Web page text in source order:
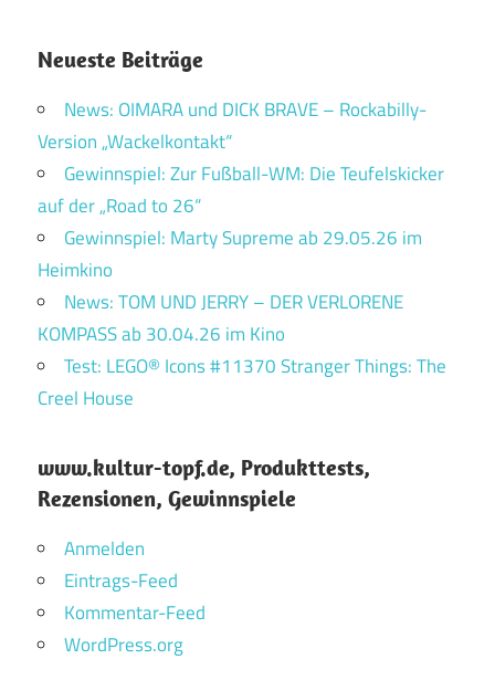
Neueste Beiträge
News: OIMARA und DICK BRAVE – Rockabilly-
Version „Wackelkontakt“
Gewinnspiel: Zur Fußball-WM: Die Teufelskicker
auf der „Road to 26“
Gewinnspiel: Marty Supreme ab 29.05.26 im
Heimkino
News: TOM UND JERRY – DER VERLORENE
KOMPASS ab 30.04.26 im Kino
Test: LEGO® Icons #11370 Stranger Things: The
Creel House
www.kultur-topf.de, Produkttests,
Rezensionen, Gewinnspiele
Anmelden
Eintrags-Feed
Kommentar-Feed
WordPress.org